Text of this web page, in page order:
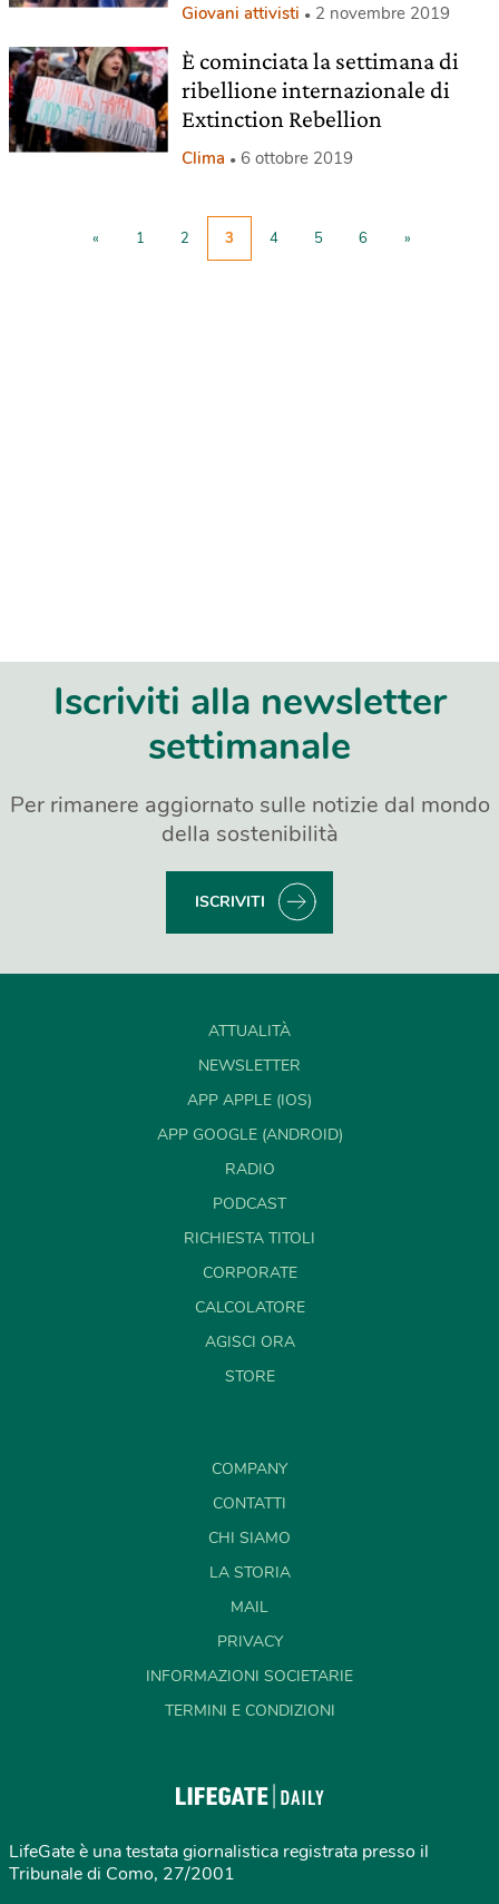
Giovani attivisti 2 novembre 2019
È cominciata la settimana di
ribellione internazionale di
Extinction Rebellion
Clima 6 ottobre 2019
« 1 2 3 4 5 6 »
Iscriviti alla newsletter
settimanale
Per rimanere aggiornato sulle notizie dal mondo
della sostenibilità
ISCRIVITI
ATTUALITÀ
NEWSLETTER
APP APPLE (IOS)
APP GOOGLE (ANDROID)
RADIO
PODCAST
RICHIESTA TITOLI
CORPORATE
CALCOLATORE
AGISCI ORA
STORE
COMPANY
CONTATTI
CHI SIAMO
LA STORIA
MAIL
PRIVACY
INFORMAZIONI SOCIETARIE
TERMINI E CONDIZIONI
LifeGate è una testata giornalistica registrata presso il
Tribunale di Como, 27/2001